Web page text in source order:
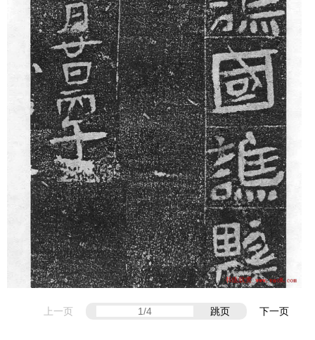
上一页 跳页 下一页